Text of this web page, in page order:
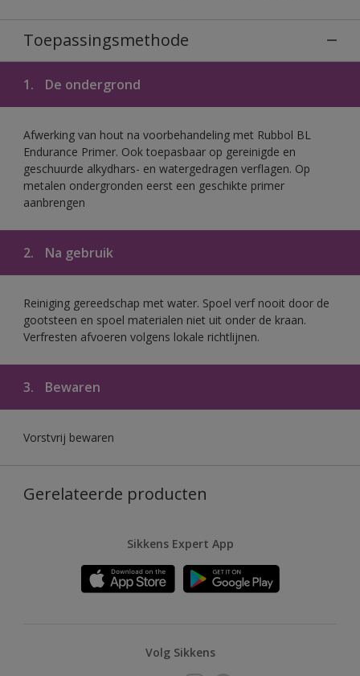
Toepassingsmethode
1. De ondergrond
Afwerking van hout na voorbehandeling met Rubbol BL
Endurance Primer. Ook toepasbaar op gereinigde en
geschuurde alkydhars- en watergedragen verflagen. Op
metalen ondergronden eerst een geschikte primer
aanbrengen
2. Na gebruik
Reiniging gereedschap met water. Spoel verf nooit door de
gootsteen en spoel materialen niet uit onder de kraan.
Verfresten afvoeren volgens lokale richtlijnen.
3. Bewaren
Vorstvrij bewaren
Gerelateerde producten
Sikkens Expert App
Volg Sikkens